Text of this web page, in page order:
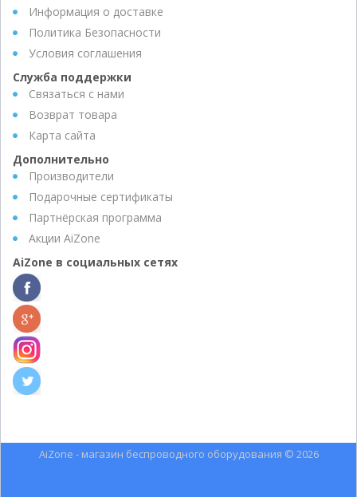
Информация о доставке
Политика Безопасности
Условия соглашения
Служба поддержки
Связаться с нами
Возврат товара
Карта сайта
Дополнительно
Производители
Подарочные сертификаты
Партнёрская программа
Акции AiZone
AiZone в социальных сетях
AiZone - магазин беспроводного оборудования © 2026